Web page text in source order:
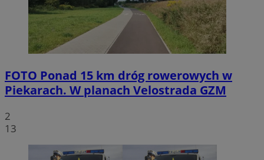
FOTO Ponad 15 km dróg rowerowych w
Piekarach. W planach Velostrada GZM
2
13